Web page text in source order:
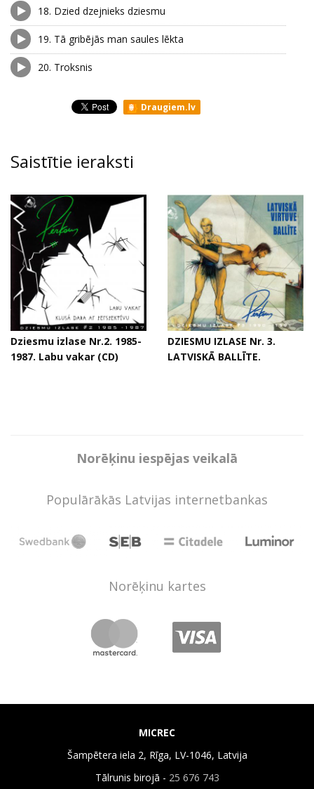
18. Dzied dzejnieks dziesmu
19. Tā gribējās man saules lēkta
20. Troksnis
Draugiem.lv
Saistītie ieraksti
Dziesmu izlase Nr.2. 1985-
1987. Labu vakar (CD)
DZIESMU IZLASE Nr. 3.
LATVISKĀ BALLĪTE.
Norēķinu iespējas veikalā
Populārākās Latvijas internetbankas
Norēķinu kartes
MICREC
Šampētera iela 2, Rīga, LV-1046, Latvija
Tālrunis birojā - 25 676 743